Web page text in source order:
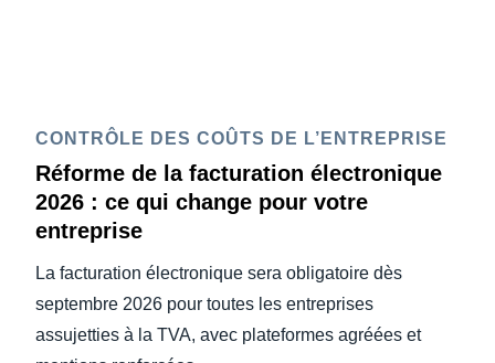
CONTRÔLE DES COÛTS DE L’ENTREPRISE
Réforme de la facturation électronique
2026 : ce qui change pour votre
entreprise
La facturation électronique sera obligatoire dès
septembre 2026 pour toutes les entreprises
assujetties à la TVA, avec plateformes agréées et